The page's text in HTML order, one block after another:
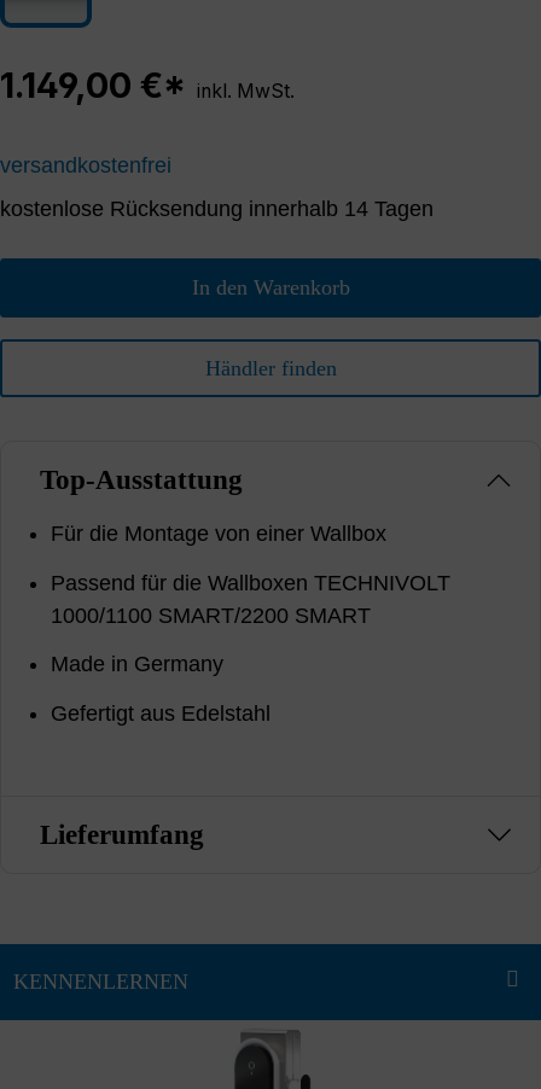
1.149,00 €* inkl. MwSt.
versandkostenfrei
kostenlose Rücksendung innerhalb 14 Tagen
In den Warenkorb
Händler finden
Top-Ausstattung
Für die Montage von einer Wallbox
Passend für die Wallboxen TECHNIVOLT
1000/1100 SMART/2200 SMART
Made in Germany
Gefertigt aus Edelstahl
Lieferumfang